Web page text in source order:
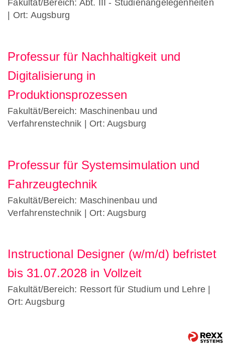
Fakultät/Bereich: Abt. III - Studienangelegenheiten
| Ort: Augsburg
Professur für Nachhaltigkeit und
Digitalisierung in
Produktionsprozessen
Fakultät/Bereich: Maschinenbau und
Verfahrenstechnik | Ort: Augsburg
Professur für Systemsimulation und
Fahrzeugtechnik
Fakultät/Bereich: Maschinenbau und
Verfahrenstechnik | Ort: Augsburg
Instructional Designer (w/m/d) befristet
bis 31.07.2028 in Vollzeit
Fakultät/Bereich: Ressort für Studium und Lehre |
Ort: Augsburg